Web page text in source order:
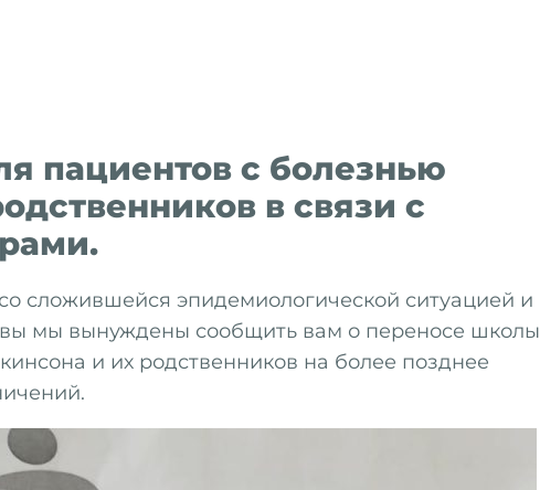
пациентов с болезнью
в связи с
сложившейся эпидемиологической ситуацией и
мы вынуждены сообщить вам о переносе школы
и их родственников на более позднее